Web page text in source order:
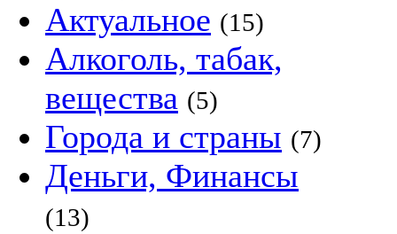
Актуальное (15)
Алкоголь, табак,
вещества (5)
Города и страны (7)
Деньги, Финансы
(13)